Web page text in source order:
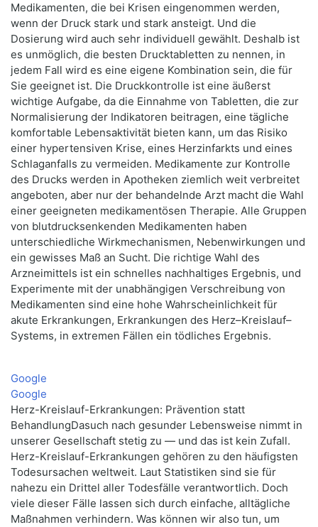
Medikamenten, die bei Krisen eingenommen werden,
wenn der Druck stark und stark ansteigt. Und die
Dosierung wird auch sehr individuell gewählt. Deshalb ist
es unmöglich, die besten Drucktabletten zu nennen, in
jedem Fall wird es eine eigene Kombination sein, die für
Sie geeignet ist. Die Druckkontrolle ist eine äußerst
wichtige Aufgabe, da die Einnahme von Tabletten, die zur
Normalisierung der Indikatoren beitragen, eine tägliche
komfortable Lebensaktivität bieten kann, um das Risiko
einer hypertensiven Krise, eines Herzinfarkts und eines
Schlaganfalls zu vermeiden. Medikamente zur Kontrolle
des Drucks werden in Apotheken ziemlich weit verbreitet
angeboten, aber nur der behandelnde Arzt macht die Wahl
einer geeigneten medikamentösen Therapie. Alle Gruppen
von blutdrucksenkenden Medikamenten haben
unterschiedliche Wirkmechanismen, Nebenwirkungen und
ein gewisses Maß an Sucht. Die richtige Wahl des
Arzneimittels ist ein schnelles nachhaltiges Ergebnis, und
Experimente mit der unabhängigen Verschreibung von
Medikamenten sind eine hohe Wahrscheinlichkeit für
akute Erkrankungen, Erkrankungen des Herz–Kreislauf–
Systems, in extremen Fällen ein tödliches Ergebnis.
Google
Google
Herz-Kreislauf-Erkrankungen: Prävention statt
BehandlungDasuch nach gesunder Lebensweise nimmt in
unserer Gesellschaft stetig zu — und das ist kein Zufall.
Herz-Kreislauf-Erkrankungen gehören zu den häufigsten
Todesursachen weltweit. Laut Statistiken sind sie für
nahezu ein Drittel aller Todesfälle verantwortlich. Doch
viele dieser Fälle lassen sich durch einfache, alltägliche
Maßnahmen verhindern. Was können wir also tun, um